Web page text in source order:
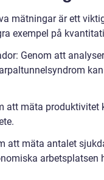
mätningar är ett
exempel på
Genom att
att mäta
att mäta antalet